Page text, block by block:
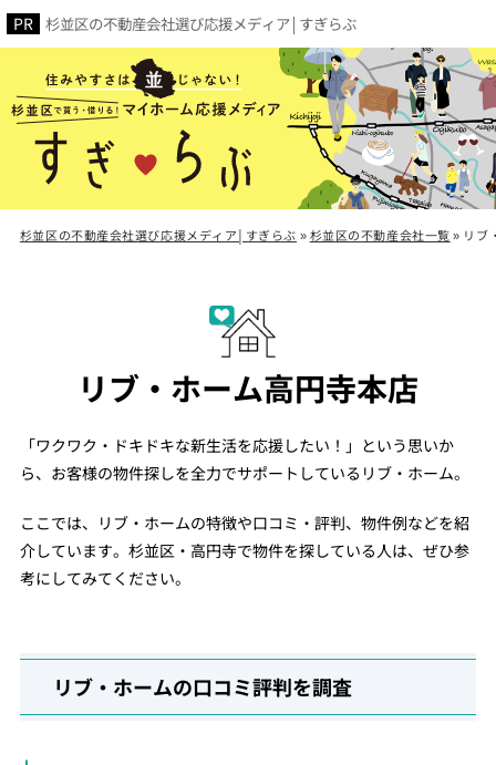
杉並区の不動産会社選び応援メディア│すぎらぶ
杉並区の不動産会社選び応援メディア│すぎらぶ »杉並区の不動産会社一覧» リブ
リブ・ホーム高円寺本店
「ワクワク・ドキドキな新生活を応援したい！」という思いか
ら、お客様の物件探しを全力でサポートしているリブ・ホーム。
ここでは、リブ・ホームの特徴や口コミ・評判、物件例などを紹
介しています。杉並区・高円寺で物件を探している人は、ぜひ参
考にしてみてください。
リブ・ホームの口コミ評判を調査